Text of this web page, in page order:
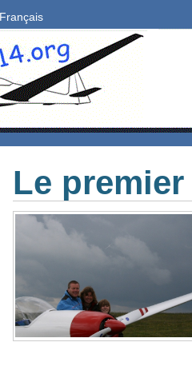
Français
Le premier